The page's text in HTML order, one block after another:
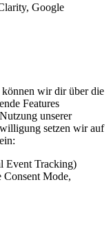
Google
wir dir über die
Features
unserer
setzen wir auf
Event Tracking)
Mode,